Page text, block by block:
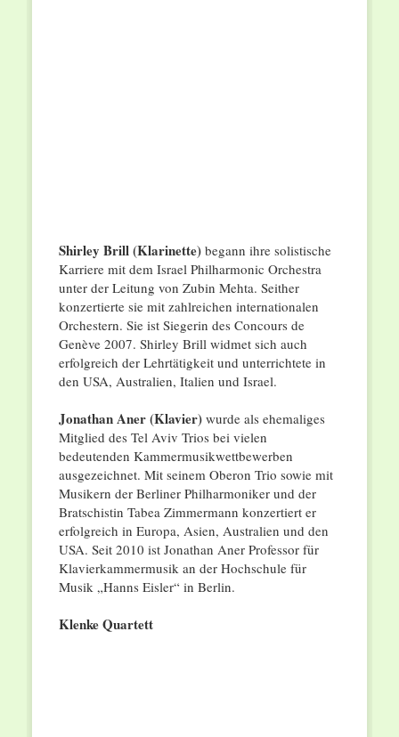
Shirley Brill (Klarinette) begann ihre solistische
Karriere mit dem Israel Philharmonic Orchestra
unter der Leitung von Zubin Mehta. Seither
konzertierte sie mit zahlreichen internationalen
Orchestern. Sie ist Siegerin des Concours de
Genève 2007. Shirley Brill widmet sich auch
erfolgreich der Lehrtätigkeit und unterrichtete in
den USA, Australien, Italien und Israel.
Jonathan Aner (Klavier)wurde als ehemaliges
Mitglied des Tel Aviv Trios bei vielen
bedeutenden Kammermusikwettbewerben
ausgezeichnet. Mit seinem Oberon Trio sowie mit
Musikern der Berliner Philharmoniker und der
Bratschistin Tabea Zimmermann konzertiert er
erfolgreich in Europa, Asien, Australien und den
USA. Seit 2010 ist Jonathan Aner Professor für
Klavierkammermusik an der Hochschule für
Musik „Hanns Eisler“ in Berlin.
Klenke Quartett